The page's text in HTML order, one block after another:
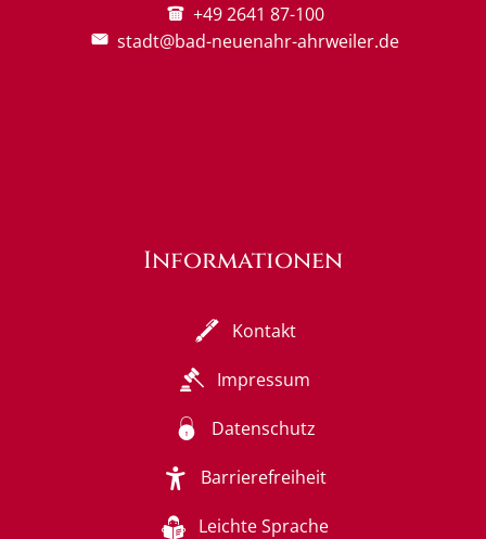
+49 2641 87-100
stadt@bad-neuenahr-ahrweiler.de
Informationen
Kontakt
Impressum
Datenschutz
Barrierefreiheit
Leichte Sprache